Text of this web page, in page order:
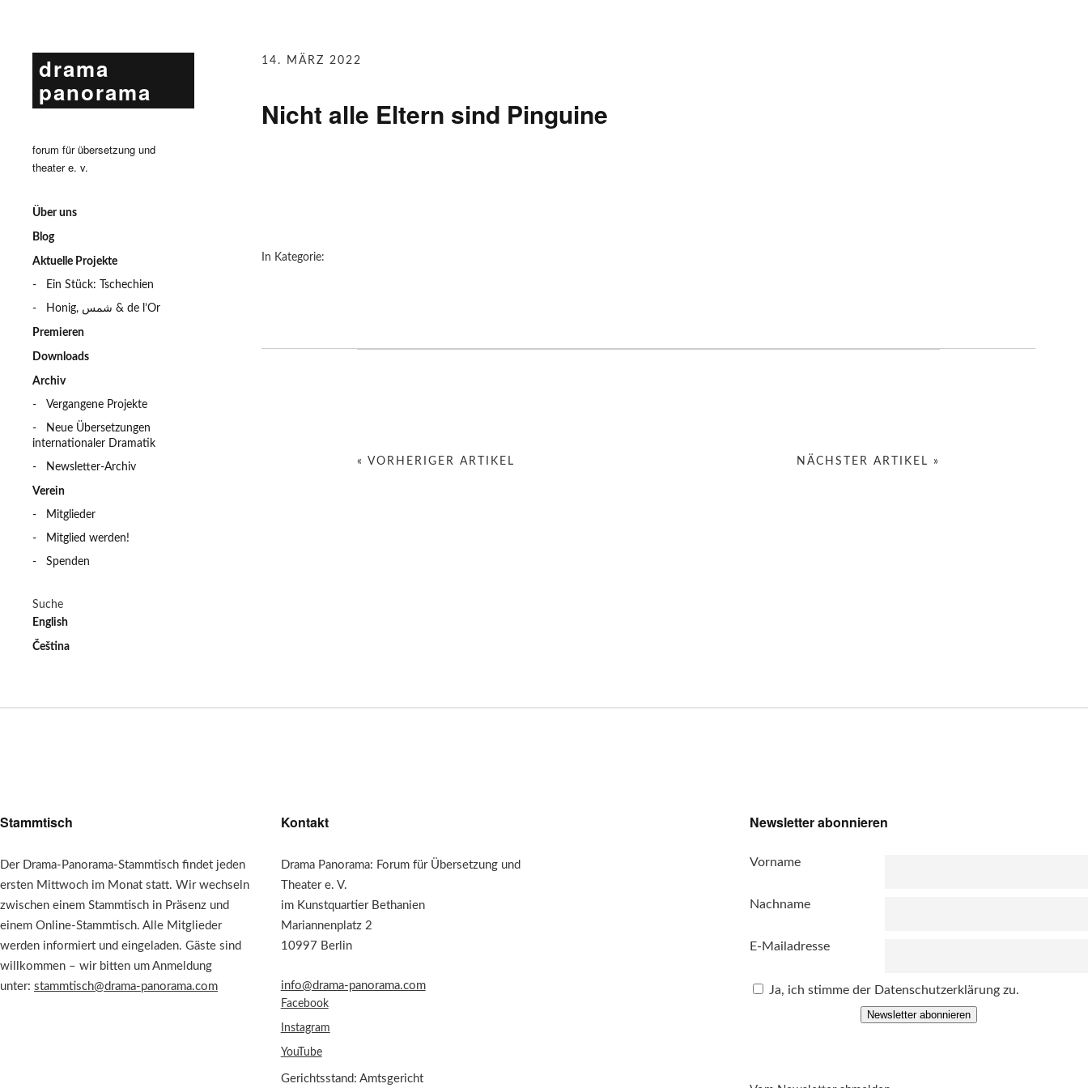
drama
panorama
forum für übersetzung und
theater e. v.
Über uns
Blog
Aktuelle Projekte
Ein Stück: Tschechien
Honig, شمس & de l’Or
Premieren
Downloads
Archiv
Vergangene Projekte
Neue Übersetzungen
internationaler Dramatik
Newsletter-Archiv
Verein
Mitglieder
Mitglied werden!
Spenden
Suche
English
Čeština
14. MÄRZ 2022
Nicht alle Eltern sind Pinguine
In Kategorie:
NÄCHSTER ARTIKEL »
« VORHERIGER ARTIKEL
Stammtisch
Der Drama-Panorama-Stammtisch findet jeden
ersten Mittwoch im Monat statt. Wir wechseln
zwischen einem Stammtisch in Präsenz und
einem Online-Stammtisch. Alle Mitglieder
werden informiert und eingeladen. Gäste sind
willkommen – wir bitten um Anmeldung
unter: stammtisch@drama-panorama.com
Kontakt
Drama Panorama: Forum für Übersetzung und
Theater e. V.
im Kunstquartier Bethanien
Mariannenplatz 2
10997 Berlin
info@drama-panorama.com
Facebook
Instagram
YouTube
Gerichtsstand: Amtsgericht
Newsletter abonnieren
Vorname
Nachname
E-Mailadresse
Ja, ich stimme der Datenschutzerklärung zu.
Newsletter abonnieren